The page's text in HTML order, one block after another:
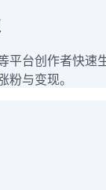
平台创作者快速
粉与变现。